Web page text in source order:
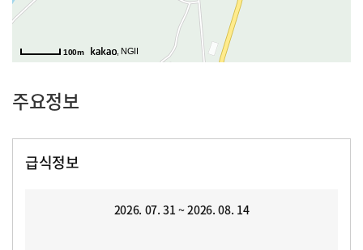
100m , NGII
주요정보
급식정보
2026. 07. 31 ~ 2026. 08. 14